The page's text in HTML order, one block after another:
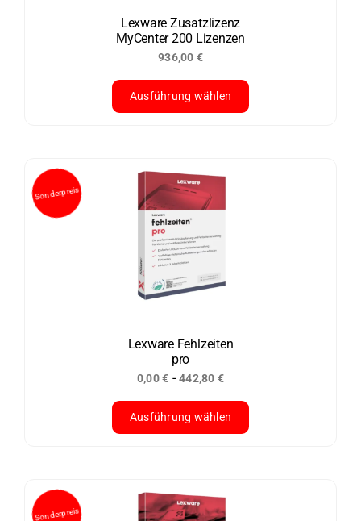
der
Produktseite
werden
Lexware Zusatzlizenz
MyCenter 200 Lizenzen
936,00 €
Ausführung wählen
mehrere
Varianten
Optionen
können
der
Produktseite
gewählt
werden
Lexware Fehlzeiten
pro
0,00€ -442,80 €
Ausführung wählen
mehrere